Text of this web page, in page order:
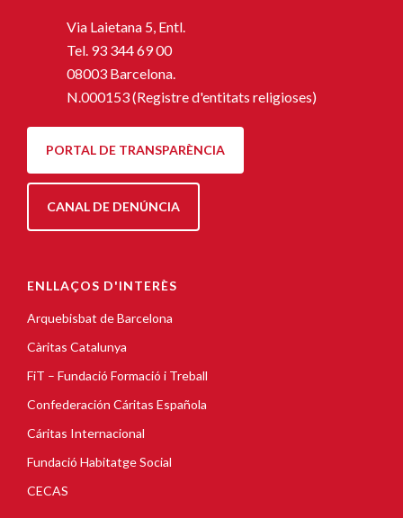
Via Laietana 5, Entl.
Tel. 93 344 69 00
08003 Barcelona.
N.000153 (Registre d'entitats religioses)
PORTAL DE TRANSPARÈNCIA
CANAL DE DENÚNCIA
ENLLAÇOS D'INTERÈS
Arquebisbat de Barcelona
Càritas Catalunya
FiT – Fundació Formació i Treball
Confederación Cáritas Española
Cáritas Internacional
Fundació Habitatge Social
CECAS